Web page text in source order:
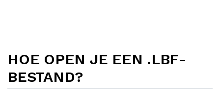
HOE OPEN JE EEN .LBF-
BESTAND?